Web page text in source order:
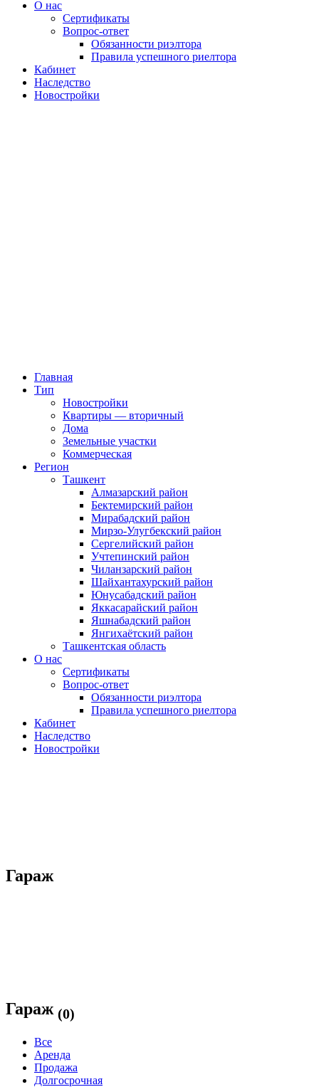
О нас
Сертификаты
Вопрос-ответ
Обязанности риэлтора
Правила успешного риелтора
Кабинет
Наследство
Новостройки
Главная
Тип
Новостройки
Квартиры — вторичный
Дома
Земельные участки
Коммерческая
Регион
Ташкент
Алмазарский район
Бектемирский район
Мирабадский район
Мирзо-Улугбекский район
Сергелийский район
Учтепинский район
Чиланзарский район
Шайхантахурский район
Юнусабадский район
Яккасарайский район
Яшнабадский район
Янгихаётский район
Ташкентская область
О нас
Сертификаты
Вопрос-ответ
Обязанности риэлтора
Правила успешного риелтора
Кабинет
Наследство
Новостройки
Гараж
Гараж (0)
Все
Аренда
Продажа
Долгосрочная